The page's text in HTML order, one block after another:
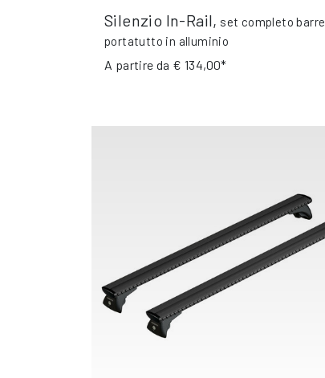
Silenzio In-Rail, set completo barre
portatutto in alluminio
A partire da € 134,00*